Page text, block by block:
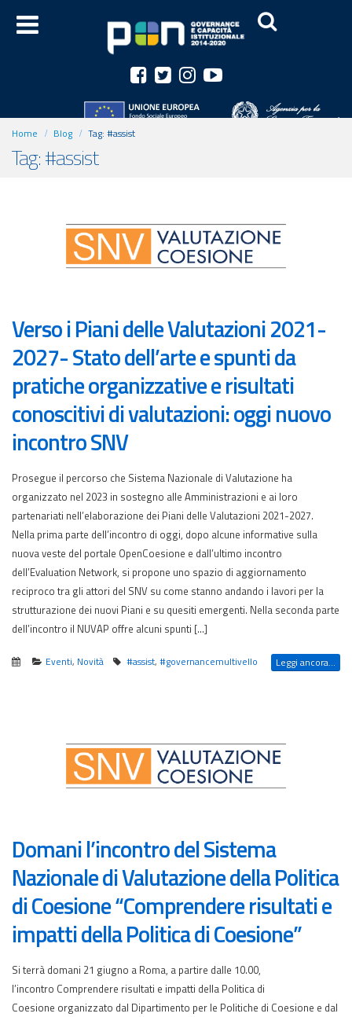
Home Blog Tag: #assist
Tag: #assist
Verso i Piani delle Valutazioni 2021-
2027- Stato dell’arte e spunti da
pratiche organizzative e risultati
conoscitivi di valutazioni: oggi nuovo
incontro SNV
Prosegue il percorso che Sistema Nazionale di Valutazione ha
organizzato nel 2023 in sostegno alle Amministrazioni e ai loro
partenariati nell’elaborazione dei Piani delle Valutazioni 2021-2027.
Nella prima parte dell’incontro di oggi, dopo alcune informative sulla
nuova veste del portale OpenCoesione e dall’ultimo incontro
dell’Evaluation Network, si propone uno spazio di aggiornamento
reciproco tra gli attori del SNV su come stanno andando i lavori per la
strutturazione dei nuovi Piani e su quesiti emergenti. Nella seconda parte
dell’incontro il NUVAP offre alcuni spunti […]
Eventi, Novità #assist,#governancemultivello Leggi ancora...
Domani l’incontro del Sistema
Nazionale di Valutazione della Politica
di Coesione “Comprendere risultati e
impatti della Politica di Coesione”
Si terrà domani 21 giugno a Roma, a partire dalle 10.00,
l’incontro Comprendere risultati e impatti della Politica di
Coesione organizzato dal Dipartimento per le Politiche di Coesione e dal